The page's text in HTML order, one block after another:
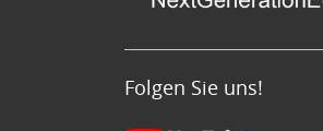
Folgen Sie uns!